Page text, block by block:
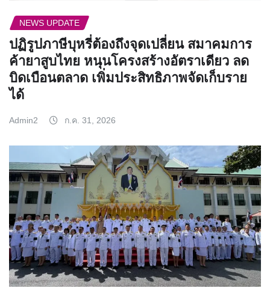
NEWS UPDATE
ปฏิรูปภาษีบุหรี่ต้องถึงจุดเปลี่ยน สมาคมการ
ค้ายาสูบไทย หนุนโครงสร้างอัตราเดียว ลด
บิดเบือนตลาด เพิ่มประสิทธิภาพจัดเก็บราย
ได้
Admin2 ก.ค. 31, 2026